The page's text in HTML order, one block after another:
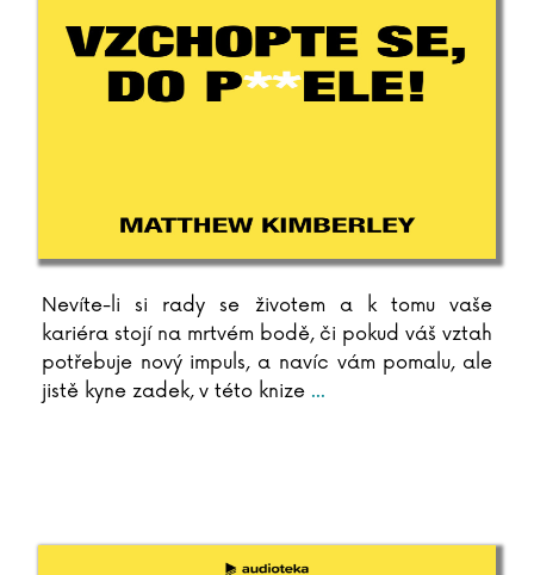
Katarína Kvoriaková
Nevíte-li si rady se životem a k tomu vaše
kariéra stojí na mrtvém bodě, či pokud váš vztah
potřebuje nový impuls, a navíc vám pomalu, ale
jistě kyne zadek, v této knize ...